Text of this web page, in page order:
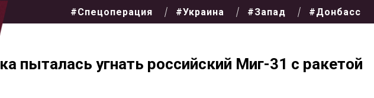
#Спецоперация #Украина #Запад #Донбасс
пыталась угнать российский Миг-31 с ракетой